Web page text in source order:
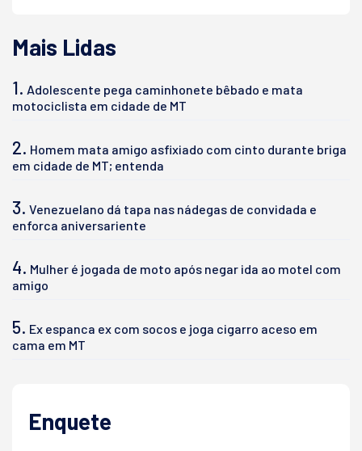
Mais Lidas
1. Adolescente pega caminhonete bêbado e mata
motociclista em cidade de MT
2. Homem mata amigo asfixiado com cinto durante briga
em cidade de MT; entenda
3. Venezuelano dá tapa nas nádegas de convidada e
enforca aniversariente
4. Mulher é jogada de moto após negar ida ao motel com
amigo
5. Ex espanca ex com socos e joga cigarro aceso em
cama em MT
Enquete